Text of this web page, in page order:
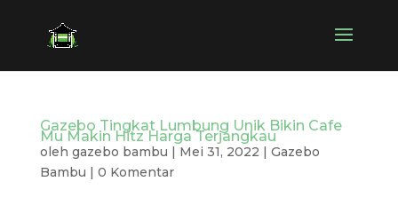
Gazebo Tingkat Lumbung Unik Bikin Cafe
Mu Makin Hitz Harga Terjangkau
oleh gazebo bambu | Mei 31, 2022 | Gazebo
Bambu | 0 Komentar